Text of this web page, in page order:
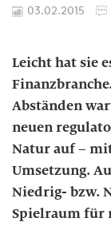
03.02.2015
Leicht hat sie
Abständen
neuen
Natur auf –
Umsetzung.
Niedrig- bzw.
Spielraum für